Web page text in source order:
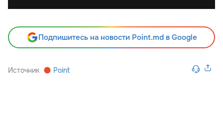
Подпишитесь на новости Point.md в Google
Источник Point